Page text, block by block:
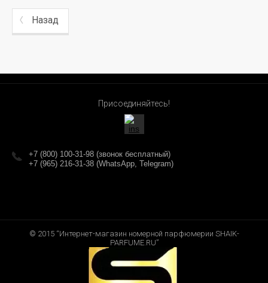
Назад
Присоединяйтесь!
+7 (800) 100-31-98 (звонок бесплатный)
+7 (965) 216-31-38 (WhatsApp, Telegram)
© 2015 “Интернет-магазин номерной парфюмерии SHAIK-
PARFUME.RU”